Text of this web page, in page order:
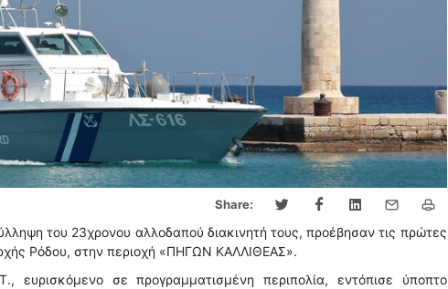
Share:
του 23χρονου αλλοδαπού διακινητή τους, προέβησαν τις πρώτες
Ρόδου, στην περιοχή «ΠΗΓΩΝ ΚΑΛΛΙΘΕΑΣ».
ευρισκόμενο σε προγραμματισμένη περιπολία, εντόπισε ύποπτο